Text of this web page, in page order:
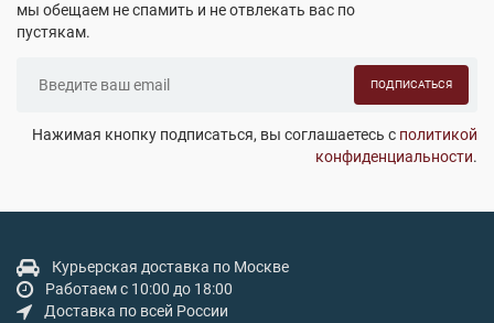
мы обещаем не спамить и не отвлекать вас по
пустякам.
ПОДПИСАТЬСЯ
Нажимая кнопку подписаться, вы соглашаетесь с политикой
конфиденциальности.
Курьерская доставка по Москве
Работаем с 10:00 до 18:00
Доставка по всей России